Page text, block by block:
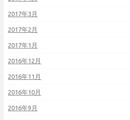
2017年3月
2017年2月
2017年1月
2016年12月
2016年11月
2016年10月
2016年9月